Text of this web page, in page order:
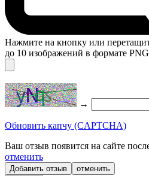
Нажмите на кнопку или
до 10 изображений в формате
→
Обновить капчу (CAPTCHA)
Ваш отзыв появится на сайте
отменить
отменить